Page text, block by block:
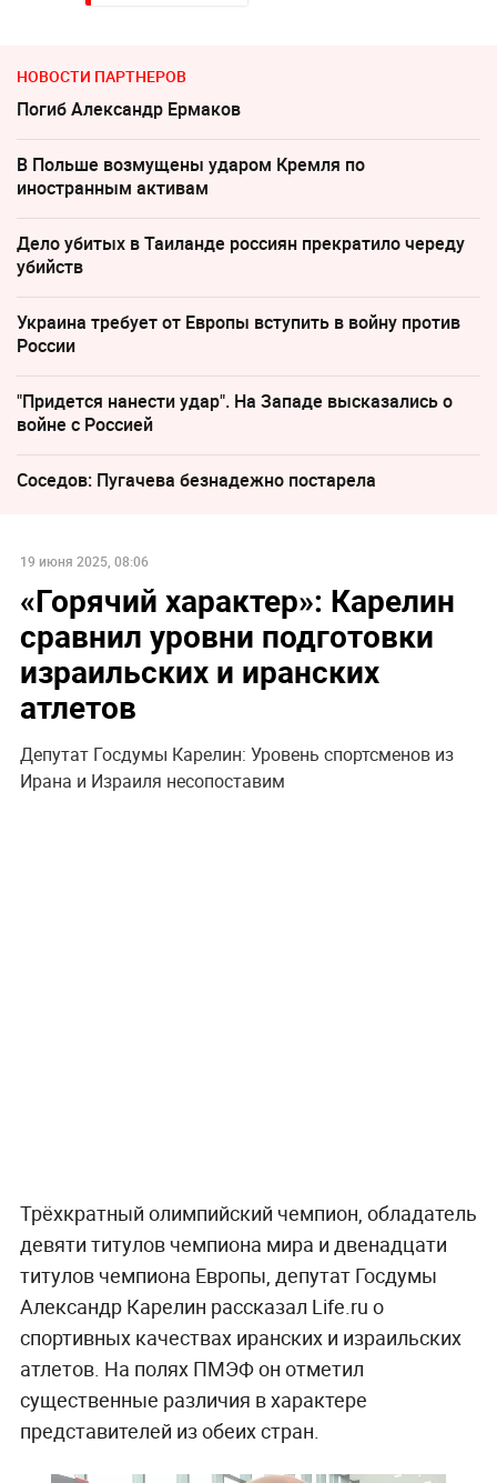
НОВОСТИ ПАРТНЕРОВ
Погиб Александр Ермаков
В Польше возмущены ударом Кремля по
иностранным активам
Дело убитых в Таиланде россиян прекратило череду
убийств
Украина требует от Европы вступить в войну против
России
"Придется нанести удар". На Западе высказались о
войне с Россией
Соседов: Пугачева безнадежно постарела
19 июня 2025, 08:06
«Горячий характер»: Карелин
сравнил уровни подготовки
израильских и иранских
атлетов
Депутат Госдумы Карелин: Уровень спортсменов из
Ирана и Израиля несопоставим
Трёхкратный олимпийский чемпион, обладатель
девяти титулов чемпиона мира и двенадцати
титулов чемпиона Европы, депутат Госдумы
Александр Карелин рассказал Life.ru о
спортивных качествах иранских и израильских
атлетов. На полях ПМЭФ он отметил
существенные различия в характере
представителей из обеих стран.